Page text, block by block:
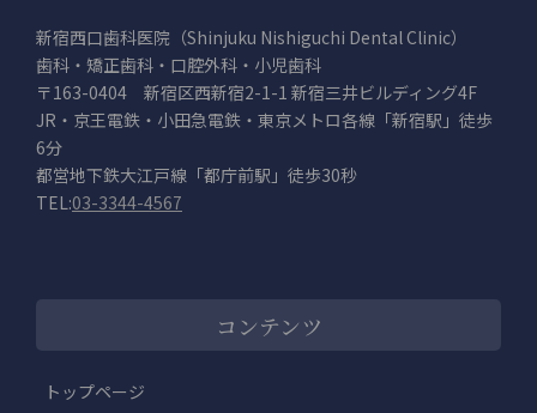
新宿西口歯科医院（Shinjuku Nishiguchi Dental Clinic）
歯科・矯正歯科・口腔外科・小児歯科
〒163-0404 新宿区西新宿2-1-1 新宿三井ビルディング4F
JR・京王電鉄・小田急電鉄・東京メトロ各線「新宿駅」徒歩
6分
都営地下鉄大江戸線「都庁前駅」徒歩30秒
TEL:03-3344-4567
コンテンツ
トップページ